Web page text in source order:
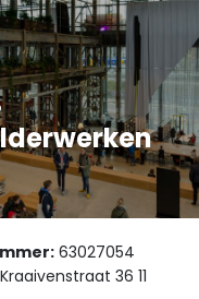
63027054
Kraaivenstraat 36 11